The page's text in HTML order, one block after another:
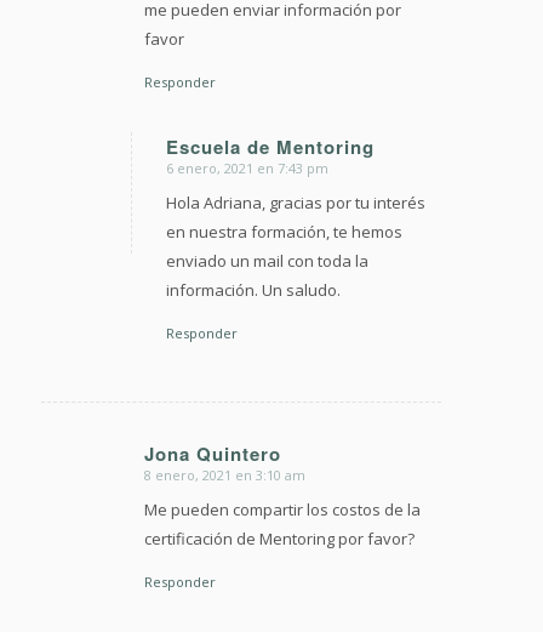
me pueden enviar información por
favor
Responder
Escuela de Mentoring
Dice:
6 enero, 2021 en 7:43 pm
Hola Adriana, gracias por tu interés
en nuestra formación, te hemos
enviado un mail con toda la
información. Un saludo.
Responder
Jona Quintero
Dice:
8 enero, 2021 en 3:10 am
Me pueden compartir los costos de la
certificación de Mentoring por favor?
Responder